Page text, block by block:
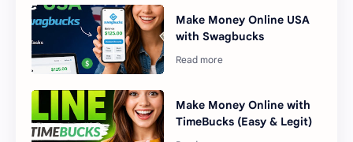
Make Money Online USA
with Swagbucks
Make Money Online with
TimeBucks (Easy & Legit)